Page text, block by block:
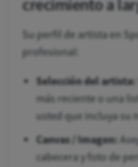
crecimiento a
Su perfil de artista en
profesional:
Selección del artista:
más reciente o una
usted que incluya su
Canvas / Imagen:
cabecera y foto de